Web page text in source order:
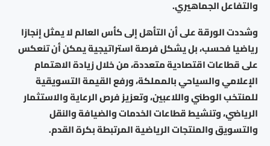
والتفاعل الجماهيري.
وشددت الورقة على أن التأهل إلى كأس العالم لا يمثل إنجازا
رياضيا فحسب، بل يشكل فرصة استراتيجية يمكن أن تنعكس
على قطاعات اقتصادية متعددة، من خلال زيادة الاهتمام
الإعلامي والسياحي بالمملكة، ورفع القيمة التسويقية
للمنتخب الوطني واللاعبين، وتعزيز فرص الرعاية والاستثمار
الرياضي، وتنشيط قطاعات الخدمات والضيافة والنقل
والتسويق والمنتجات الرياضية المرتبطة بكرة القدم.